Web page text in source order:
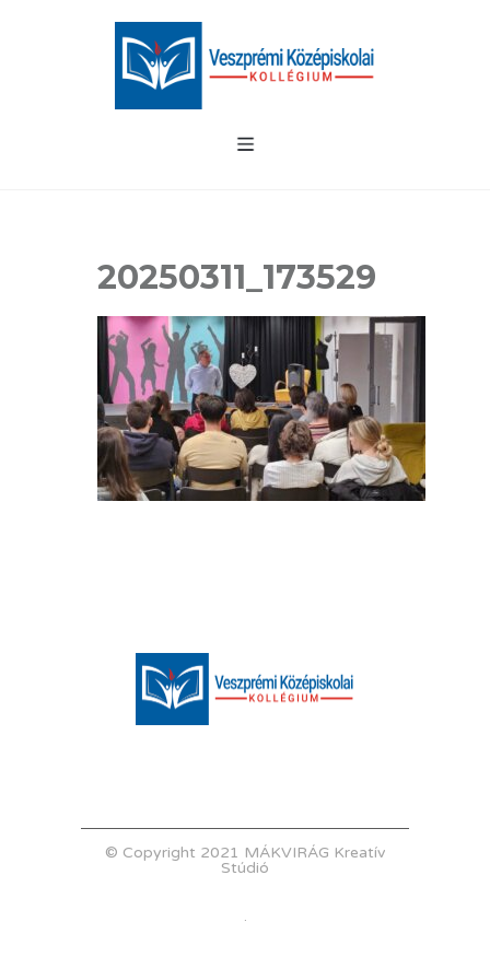
20250311_173529
© Copyright 2021 MÁKVIRÁG Kreatív
Stúdió
.